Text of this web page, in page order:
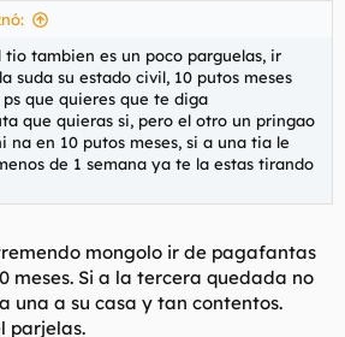
tio tambien es un poco parguelas, ir
suda su estado civil, 10 putos meses
que quieres que te diga
que quieras si, pero el otro un pringao
na en 10 putos meses, si a una tia le
de 1 semana ya te la estas tirando
mongolo ir de pagafantas
meses. Si a la tercera quedada no
una a su casa y tan contentos.
parjelas.